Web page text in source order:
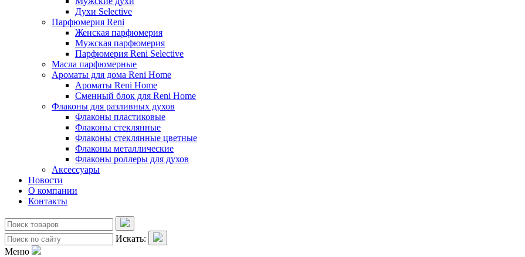
Духи Selective
Парфюмерия Reni
Женская парфюмерия
Мужская парфюмерия
Парфюмерия Reni Selective
Масла парфюмерные
Ароматы для дома Reni Home
Ароматы Reni Home
Сменный блок для Reni Home
Флаконы для разливных духов
Флаконы пластиковые
Флаконы стеклянные
Флаконы стеклянные цветные
Флаконы металлические
Флаконы роллеры для духов
Аксессуары
Новости
О компании
Контакты
Искать:
Меню